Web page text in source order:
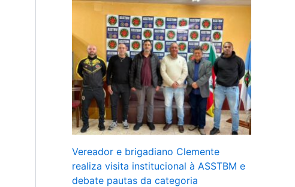
Vereador e brigadiano Clemente
realiza visita institucional à ASSTBM e
debate pautas da categoria